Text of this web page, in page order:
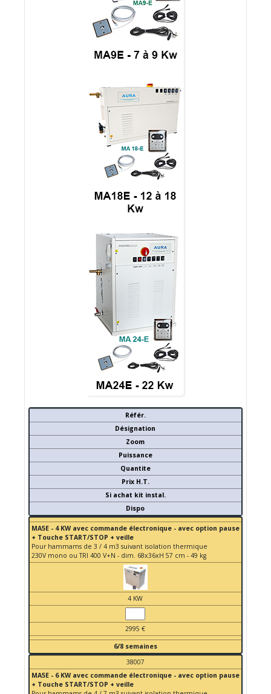
Référ.
Désignation
Zoom
Puissance
Quantite
Prix H.T.
Si achat kit instal.
Dispo
MA5E - 4 KW avec commande électronique - avec option pause
+ Touche START/STOP + veille
Pour hammams de 3 / 4 m3 suivant isolation thermique
230V mono ou TRI 400 V+N - dim. 68x36xH 57 cm - 49 kg
4 KW
2995 €
6/8 semaines
38007
MA5E - 6 KW avec commande électronique - avec option pause
+ Touche START/STOP + veille